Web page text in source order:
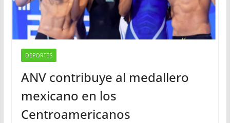
DEPORTES
ANV contribuye al medallero
mexicano en los
Centroamericanos